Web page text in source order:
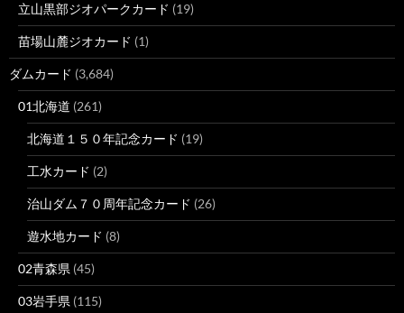
立山黒部ジオパークカード (19)
苗場山麓ジオカード (1)
ダムカード (3,684)
01北海道 (261)
北海道１５０年記念カード (19)
工水カード (2)
治山ダム７０周年記念カード (26)
遊水地カード (8)
02青森県 (45)
03岩手県 (115)